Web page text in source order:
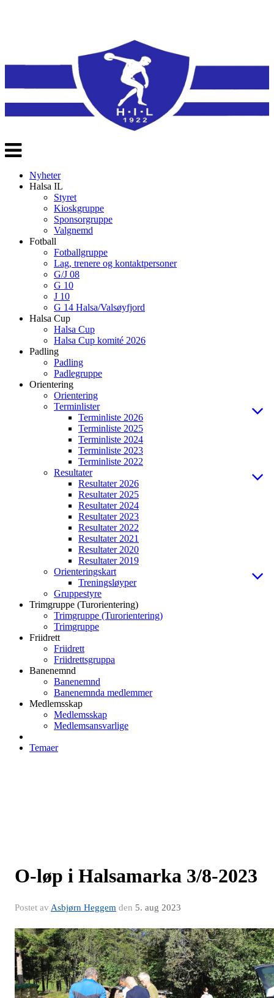
Veksle
navigasjon
Nyheter
Halsa IL
Styret
Kioskgruppe
Sponsorgruppe
Valgnemd
Fotball
Fotballgruppe
Lag, trenere og kontaktpersoner
G/J 08
G 10
J 10
G 14 Halsa/Valsøyfjord
Halsa Cup
Halsa Cup
Halsa Cup komité 2026
Padling
Padling
Padlegruppe
Orientering
Orientering
Terminlister
Terminliste 2026
Terminliste 2025
Terminliste 2024
Terminliste 2023
Terminliste 2022
Resultater
Resultater 2026
Resultater 2025
Resultater 2024
Resultater 2023
Resultater 2022
Resultater 2021
Resultater 2020
Resultater 2019
Orienteringskart
Treningsløyper
Gruppestyre
Trimgruppe (Turorientering)
Trimgruppe (Turorientering)
Trimgruppe
Friidrett
Friidrett
Friidrettsgruppa
Banenemnd
Banenemnd
Banenemnda medlemmer
Medlemsskap
Medlemsskap
Medlemsansvarlige
Temaer
O-løp i Halsamarka 3/8-2023
Postet av Asbjørn Heggem den 5. aug 2023